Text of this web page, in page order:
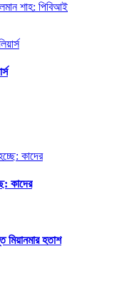
শাহ: পিবিআই
কাদের
মিয়ানমার হতাশ